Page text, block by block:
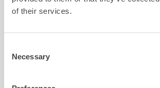
of their services.
Selection
Necessary